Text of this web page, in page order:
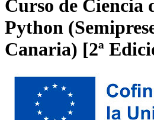
Curso de Ciencia
Python
Canaria) [2ª